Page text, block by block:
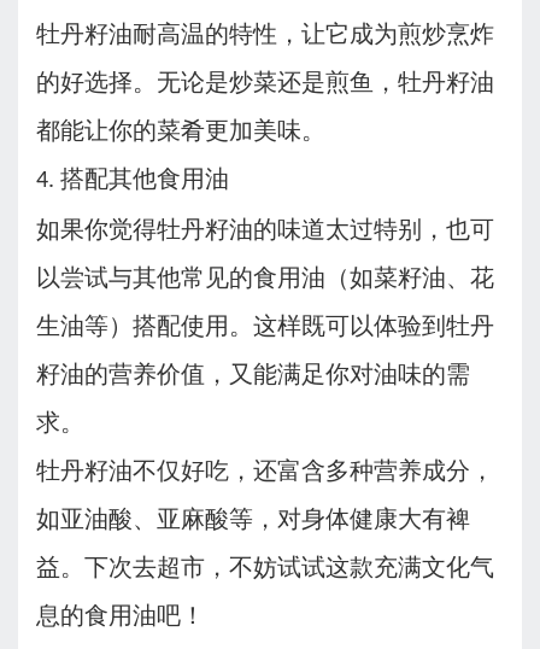
牡丹籽油耐高温的特性，让它成为煎炒烹炸
的好选择。无论是炒菜还是煎鱼，牡丹籽油
都能让你的菜肴更加美味。
4. 搭配其他食用油
如果你觉得牡丹籽油的味道太过特别，也可
以尝试与其他常见的食用油（如菜籽油、花
生油等）搭配使用。这样既可以体验到牡丹
籽油的营养价值，又能满足你对油味的需
求。
牡丹籽油不仅好吃，还富含多种营养成分，
如亚油酸、亚麻酸等，对身体健康大有裨
益。下次去超市，不妨试试这款充满文化气
息的食用油吧！